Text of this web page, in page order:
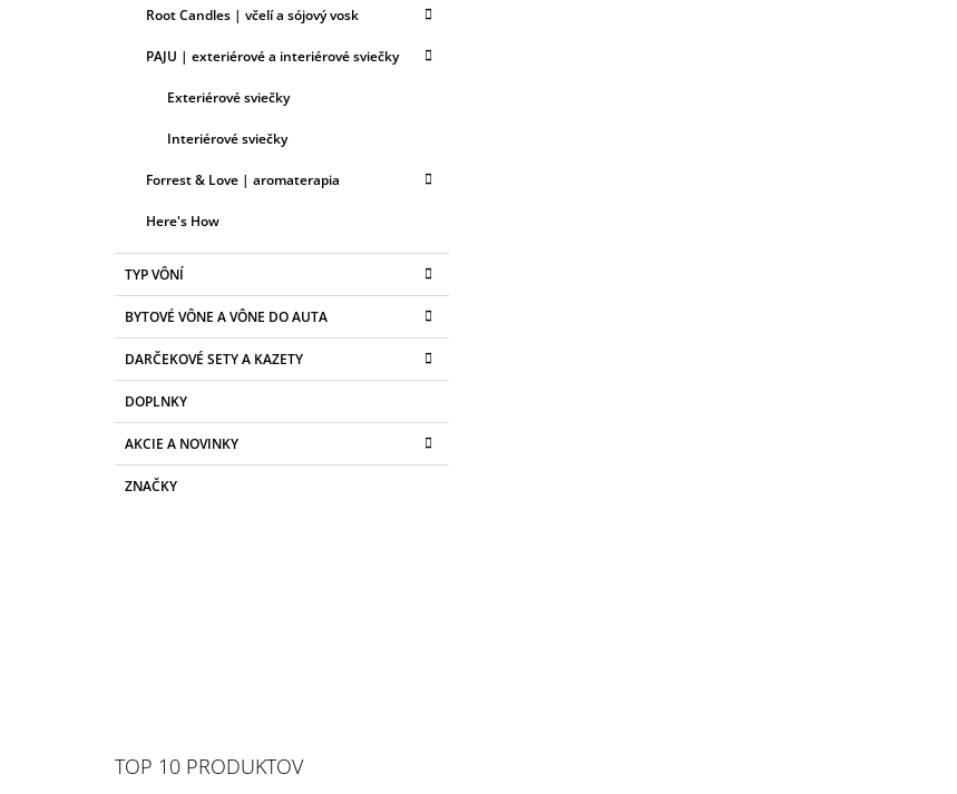
Root Candles | včelí a sójový vosk
PAJU | exteriérové a interiérové sviečky
Exteriérové sviečky
Interiérové sviečky
Forrest & Love | aromaterapia
Here's How
TYP VÔNÍ
BYTOVÉ VÔNE A VÔNE DO AUTA
DARČEKOVÉ SETY A KAZETY
DOPLNKY
AKCIE A NOVINKY
ZNAČKY
TOP 10 PRODUKTOV